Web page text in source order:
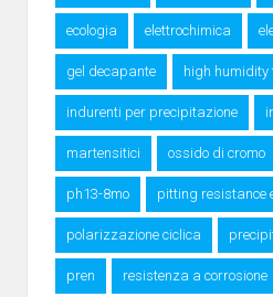
ecologia elettrochimica
gel decapante high humidity
indurenti per precipitazione
martensitici ossido di cromo
ph13-8mo pitting resistance
polarizzazione ciclica
pren resistenza a corrosione